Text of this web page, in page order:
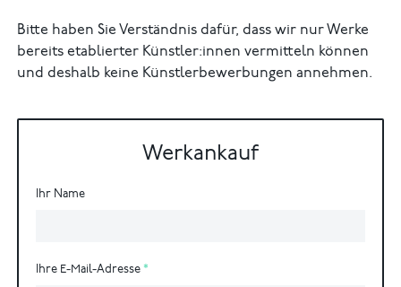
Bitte haben Sie Verständnis dafür, dass wir nur Werke
bereits etablierter Künstler:innen vermitteln können
und deshalb keine Künstlerbewerbungen annehmen.
Werkankauf
Ihr Name
Ihre E-Mail-Adresse